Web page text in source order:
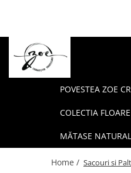
POVESTEA ZOE
COLECTIA
MĂTASE
Home / Sacouri si